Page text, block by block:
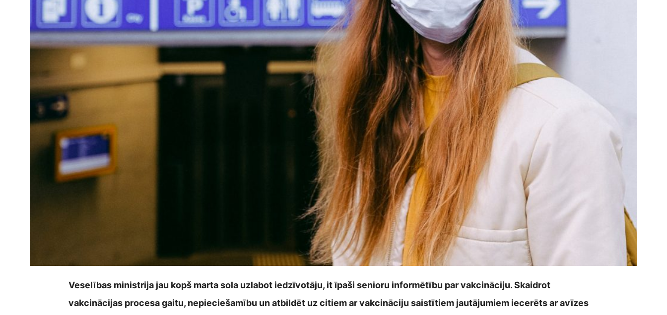
Veselības ministrija jau kopš marta sola uzlabot iedzīvotāju, it īpaši senioru informētību par vakcināciju. Skaidrot
vakcinācijas procesa gaitu, nepieciešamību un atbildēt uz citiem ar vakcināciju saistītiem jautājumiem iecerēts ar avīzes